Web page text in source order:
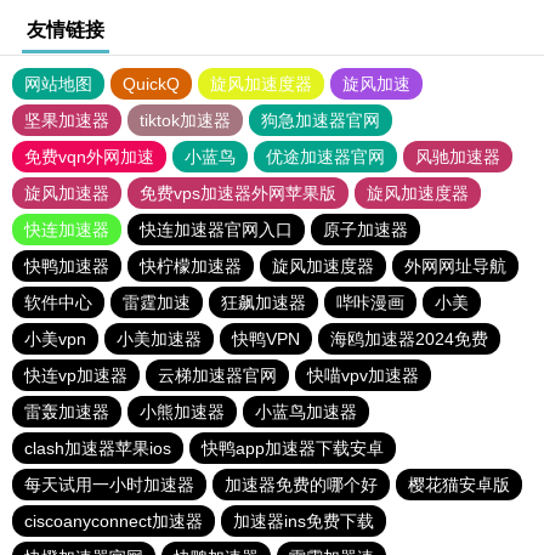
友情链接
网站地图 QuickQ 旋风加速度器
旋风加速
坚果加速器
tiktok加速器
狗急加速器官网
免费vqn外网加速
小蓝鸟 优途加速器官网
风驰加速器
旋风加速器
免费vps加速器外网苹果版
旋风加速度器
快连加速器
快连加速器官网入口
原子加速器
快鸭加速器
快柠檬加速器 旋风加速度器
外网网址导航
软件中心
雷霆加速 狂飙加速器 哔咔漫画
小美
小美vpn
小美加速器 快鸭VPN
海鸥加速器2024免费
快连vp加速器
云梯加速器官网
快喵vpv加速器
雷轰加速器
小熊加速器
小蓝鸟加速器
clash加速器苹果ios
快鸭app加速器下载安卓
每天试用一小时加速器
加速器免费的哪个好
樱花猫安卓版
ciscoanyconnect加速器
加速器ins免费下载